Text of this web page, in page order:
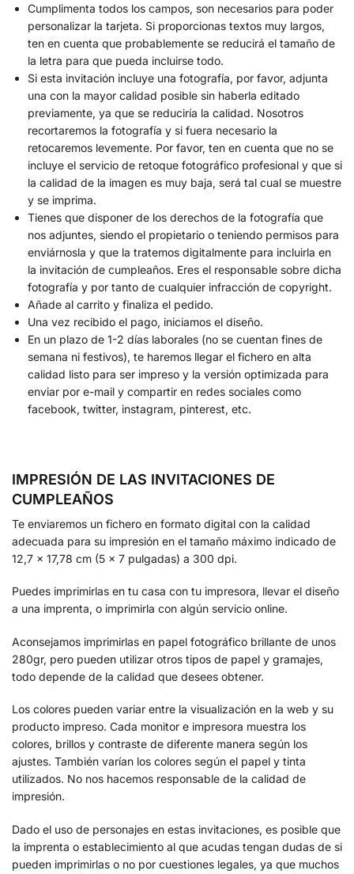
Cumplimenta todos los campos, son necesarios para poder
personalizar la tarjeta. Si proporcionas textos muy largos,
ten en cuenta que probablemente se reducirá el tamaño de
la letra para que pueda incluirse todo.
Si esta invitación incluye una fotografía, por favor, adjunta
una con la mayor calidad posible sin haberla editado
previamente, ya que se reduciría la calidad. Nosotros
recortaremos la fotografía y si fuera necesario la
retocaremos levemente. Por favor, ten en cuenta que no se
incluye el servicio de retoque fotográfico profesional y que si
la calidad de la imagen es muy baja, será tal cual se muestre
y se imprima.
Tienes que disponer de los derechos de la fotografía que
nos adjuntes, siendo el propietario o teniendo permisos para
enviárnosla y que la tratemos digitalmente para incluirla en
la invitación de cumpleaños. Eres el responsable sobre dicha
fotografía y por tanto de cualquier infracción de copyright.
Añade al carrito y finaliza el pedido.
Una vez recibido el pago, iniciamos el diseño.
En un plazo de 1-2 días laborales (no se cuentan fines de
semana ni festivos), te haremos llegar el fichero en alta
calidad listo para ser impreso y la versión optimizada para
enviar por e-mail y compartir en redes sociales como
facebook, twitter, instagram, pinterest, etc.
IMPRESIÓN DE LAS INVITACIONES DE
CUMPLEAÑOS
Te enviaremos un fichero en formato digital con la calidad
adecuada para su impresión en el tamaño máximo indicado de
12,7 x 17,78 cm (5 x 7 pulgadas) a 300 dpi.
Puedes imprimirlas en tu casa con tu impresora, llevar el diseño
a una imprenta, o imprimirla con algún servicio online.
Aconsejamos imprimirlas en papel fotográfico brillante de unos
280gr, pero pueden utilizar otros tipos de papel y gramajes,
todo depende de la calidad que desees obtener.
Los colores pueden variar entre la visualización en la web y su
producto impreso. Cada monitor e impresora muestra los
colores, brillos y contraste de diferente manera según los
ajustes. También varían los colores según el papel y tinta
utilizados. No nos hacemos responsable de la calidad de
impresión.
Dado el uso de personajes en estas invitaciones, es posible que
la imprenta o establecimiento al que acudas tengan dudas de si
pueden imprimirlas o no por cuestiones legales, ya que muchos